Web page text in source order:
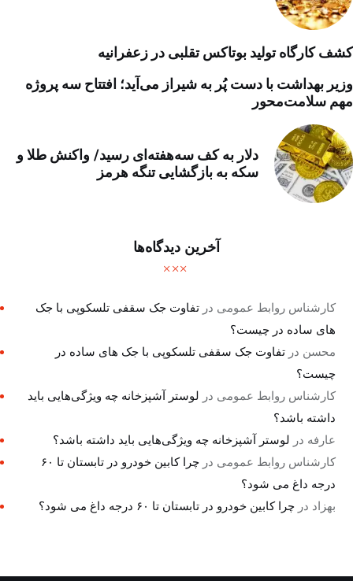
کشف کارگاه تولید بوتاکس تقلبی در زعفرانیه
وزیر بهداشت با دست پُر به شیراز می‌آید؛ افتتاح سه پروژه
مهم سلامت‌محور
دلار به کف سه‌هفته‌ای رسید/ واکنش طلا و
سکه به بازگشایی تنگه هرمز
آخرین دیدگاه‌ها
کارشناس روابط عمومی درتفاوت جک سقفی تلسکوپی با جک
های ساده در چیست؟
محسن درتفاوت جک سقفی تلسکوپی با جک های ساده در
چیست؟
کارشناس روابط عمومی در لوستر آشپزخانه چه ویژگی‌هایی باید
داشته باشد؟
عارفه در لوستر آشپزخانه چه ویژگی‌هایی باید داشته باشد؟
کارشناس روابط عمومی در
چرا کابین خودرو در تابستان تا ۶۰
درجه داغ می شود؟
بهزاد درچرا کابین خودرو در تابستان تا ۶۰ درجه داغ می شود؟